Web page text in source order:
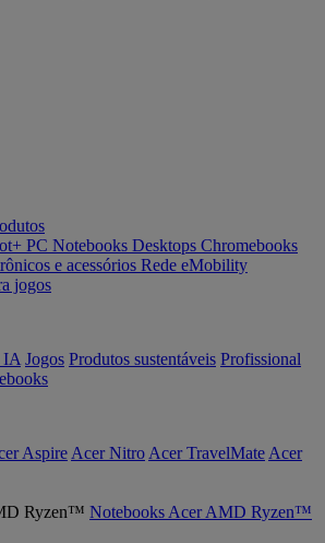
PC Notebooks Desktops Chromebooks
e acessórios Rede eMobility
jogos
IA Jogos Produtos sustentáveis Profissional
Aspire Acer Nitro Acer TravelMate Acer
Notebooks Acer AMD Ryzen™